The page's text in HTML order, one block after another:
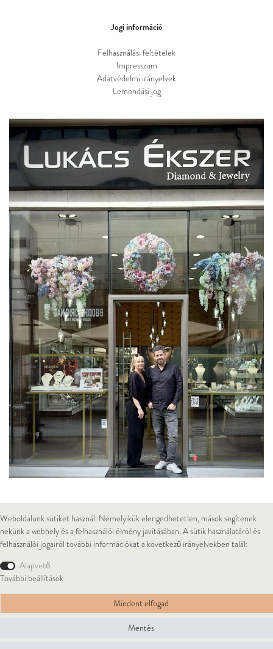
Jogi információ
Felhasználási feltételek
Impresszum
Adatvédelmi irányelvek
Lemondási jog
© Copyright 2026 Lukacs Ékszer Downtown Kft | Minden jog fenntartva.
Weboldalunk sütiket használ. Némelyikük elengedhetetlen, mások segítenek
nekünk a webhely és a felhasználói élmény javításában. A sütik használatáról és
felhasználói jogairól további információkat a következő irányelvekben talál:
Alapvető
További beállítások
Mindent elfogad
Mentés